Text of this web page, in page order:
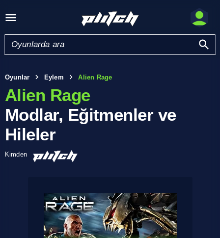
Oyunlar Eylem Alien Rage
Alien Rage
Modlar, Eğitmenler ve
Hileler
Kimden